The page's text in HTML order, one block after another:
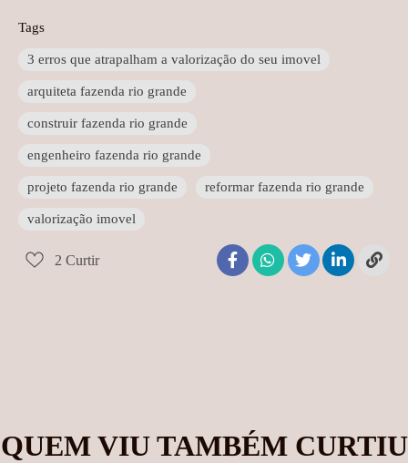
Tags
3 erros que atrapalham a valorização do seu imovel
arquiteta fazenda rio grande
construir fazenda rio grande
engenheiro fazenda rio grande
projeto fazenda rio grande reformar fazenda rio grande
valorização imovel
2 Curtir
QUEM VIU TAMBÉM CURTIU